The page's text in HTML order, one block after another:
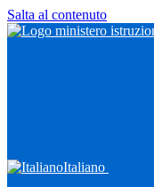
Salta al contenuto
Italiano